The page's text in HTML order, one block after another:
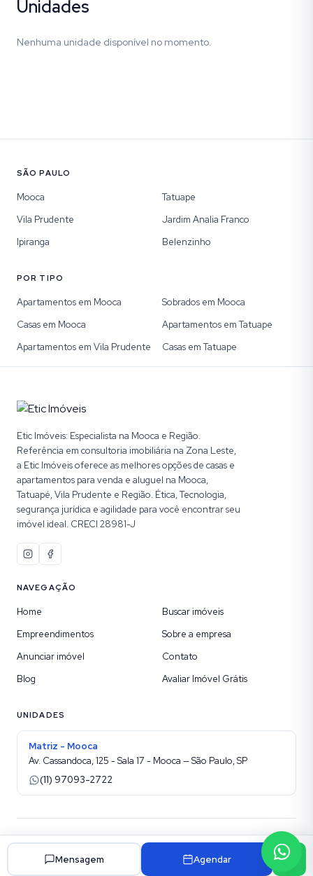
Mensagem Agendar
Unidades
Nenhuma unidade disponível no momento.
SÃO PAULO
Mooca
Tatuape
Vila Prudente
Jardim Analia Franco
Ipiranga
Belenzinho
POR TIPO
Apartamentos em Mooca
Sobrados em Mooca
Casas em Mooca
Apartamentos em Tatuape
Apartamentos em Vila Prudente
Casas em Tatuape
Etic Imóveis: Especialista na Mooca e Região.
Referência em consultoria imobiliária na Zona Leste,
a Etic Imóveis oferece as melhores opções de casas e
apartamentos para venda e aluguel na Mooca,
Tatuapé, Vila Prudente e Região. Ética, Tecnologia,
segurança jurídica e agilidade para você encontrar seu
imóvel ideal. CRECI 28981-J
NAVEGAÇÃO
Home
Buscar imóveis
Empreendimentos
Sobre a empresa
Anunciar imóvel
Contato
Blog
Avaliar Imóvel Grátis
UNIDADES
Matriz - Mooca
Av. Cassandoca, 125 - Sala 17 - Mooca — São Paulo, SP
(11) 97093-2722
©2026Etic Imóveis sua Imobiliária na Mooca. Todos os direitos reservados.
Site para imobiliárias Superadmin
Política de privacidade